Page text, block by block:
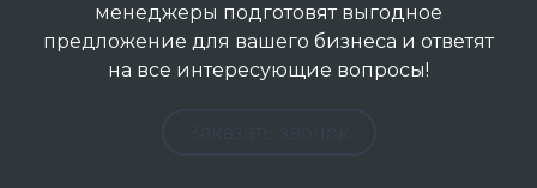
менеджеры подготовят выгодное
предложение для вашего бизнеса и ответят
на все интересующие вопросы!